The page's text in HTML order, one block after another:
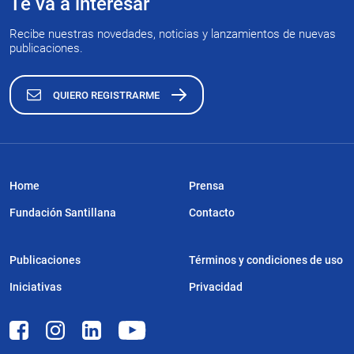
Recibe nuestras novedades, noticias y lanzamientos de nuevas
publicaciones.
QUIERO REGISTRARME
Home
Fundación Santillana
Publicaciones
Iniciativas
Prensa
Contacto
Términos y condiciones de uso
Privacidad